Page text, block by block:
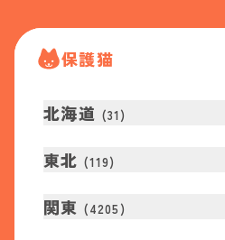
保護猫
北海道 (31 )
東北 (119)
関東 (4205 )